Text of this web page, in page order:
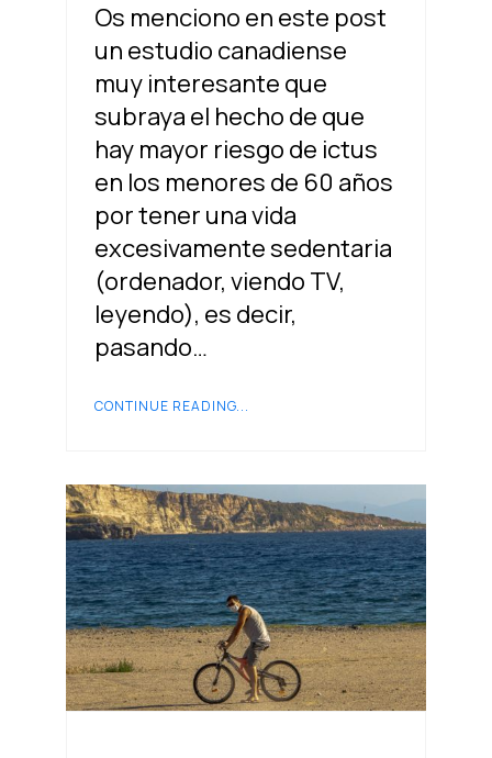
Os menciono en este post
un estudio canadiense
muy interesante que
subraya el hecho de que
hay mayor riesgo de ictus
en los menores de 60 años
por tener una vida
excesivamente sedentaria
(ordenador, viendo TV,
leyendo), es decir,
pasando…
CONTINUE READING...